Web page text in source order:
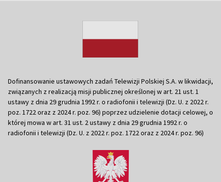
Dofinansowanie ustawowych zadań Telewizji Polskiej S.A. w likwidacji,
związanych z realizacją misji publicznej określonej w art. 21 ust. 1
ustawy z dnia 29 grudnia 1992 r. o radiofonii i telewizji (Dz. U. z 2022 r.
poz. 1722 oraz z 2024 r. poz. 96) poprzez udzielenie dotacji celowej, o
której mowa w art. 31 ust. 2 ustawy z dnia 29 grudnia 1992 r. o
radiofonii i telewizji (Dz. U. z 2022 r. poz. 1722 oraz z 2024 r. poz. 96)